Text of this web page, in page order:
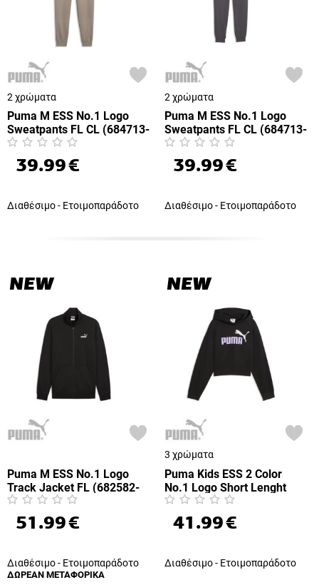
2 χρώματα
Puma M ESS No.1 Logo
Sweatpants FL CL (684713-
94)
39.99€
Διαθέσιμο - Ετοιμοπαράδοτο
2 χρώματα
Puma M ESS No.1 Logo
Sweatpants FL CL (684713-
77)
39.99€
Διαθέσιμο - Ετοιμοπαράδοτο
NEW
Puma M ESS No.1 Logo
Track Jacket FL (682582-
01)
51.99€
Διαθέσιμο - Ετοιμοπαράδοτο
ΔΩΡΕΑΝ ΜΕΤΑΦΟΡΙΚΑ
NEW
3 χρώματα
Puma Kids ESS 2 Color
No.1 Logo Short Lenght
Hoodie FL G (690717-55)
41.99€
Διαθέσιμο - Ετοιμοπαράδοτο